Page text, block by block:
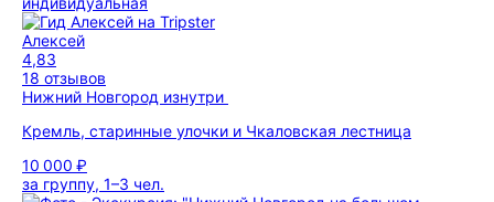
Алексей
4,83
18 отзывов
Нижний Новгород изнутри
Кремль, старинные улочки и Чкаловская лестница
10 000 ₽
за группу, 1–3 чел.